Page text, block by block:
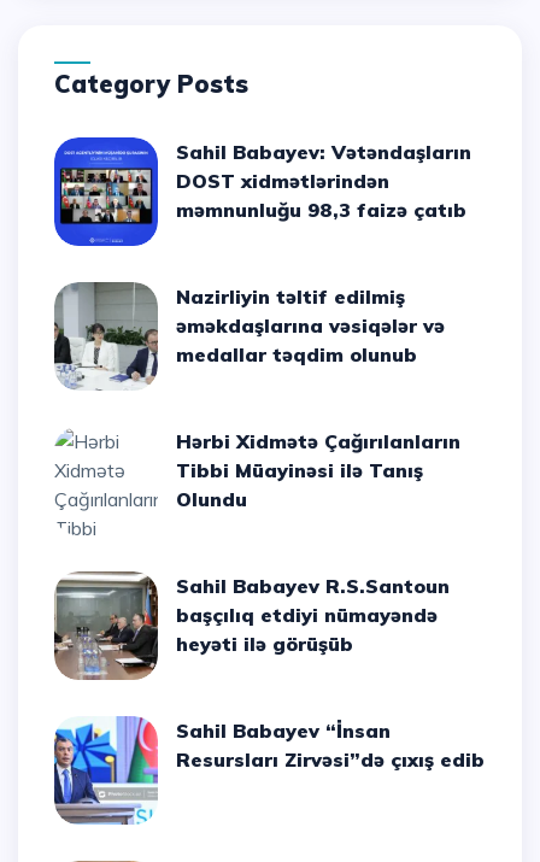
Category Posts
Sahil Babayev: Vətəndaşların
DOST xidmətlərindən
məmnunluğu 98,3 faizə çatıb
Nazirliyin təltif edilmiş
əməkdaşlarına vəsiqələr və
medallar təqdim olunub
Hərbi Xidmətə Çağırılanların
Tibbi Müayinəsi ilə Tanış
Olundu
Sahil Babayev R.S.Santoun
başçılıq etdiyi nümayəndə
heyəti ilə görüşüb
Sahil Babayev “İnsan
Resursları Zirvəsi”də çıxış edib